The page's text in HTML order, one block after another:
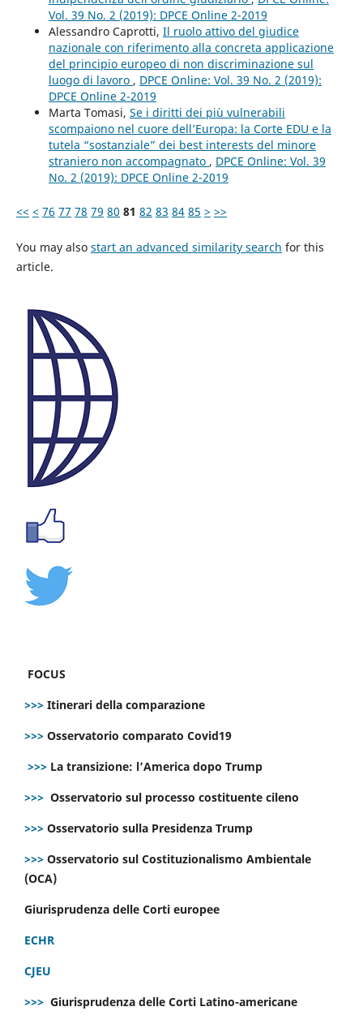
Vol. 39 No. 2 (2019): DPCE Online 2-2019
Alessandro Caprotti, Il ruolo attivo del giudice
nazionale con riferimento alla concreta applicazione
del principio europeo di non discriminazione sul
luogo di lavoro , DPCE Online: Vol. 39 No. 2 (2019):
DPCE Online 2-2019
Marta Tomasi, Se i diritti dei più vulnerabili
scompaiono nel cuore dell’Europa: la Corte EDU e la
tutela “sostanziale” dei best interests del minore
straniero non accompagnato , DPCE Online: Vol. 39
No. 2 (2019): DPCE Online 2-2019
<< < 76 77 78 79 80 81 82 83 84 85 > >>
You may also start an advanced similarity search for this
article.
FOCUS
>>> Itinerari della comparazione
>>> Osservatorio comparato Covid19
>>> La transizione: l’America dopo Trump
>>> Osservatorio sul processo costituente cileno
>>> Osservatorio sulla Presidenza Trump
>>> Osservatorio sul Costituzionalismo Ambientale
(OCA)
Giurisprudenza delle Corti europee
ECHR
CJEU
>>> Giurisprudenza delle Corti Latino-americane